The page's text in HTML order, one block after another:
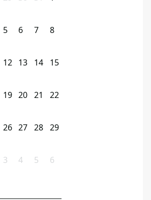
5 6 7 8
12 13 14 15
19 20 21 22
26 27 28 29
3 4 5 6